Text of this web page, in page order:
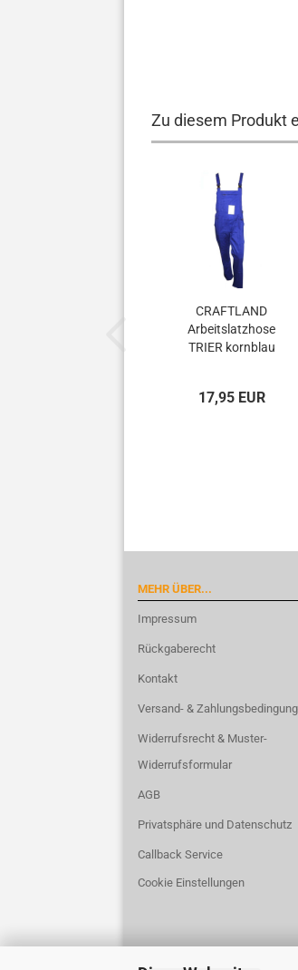
Zu diesem Produkt
CRAFTLAND
Arbeitslatzhose
TRIER kornblau
17,95 EUR
MEHR ÜBER...
Impressum
Rückgaberecht
Kontakt
Versand- &
Widerrufsrecht & Muster-
Widerrufsformular
AGB
Privatsphäre und Datenschutz
Callback Service
Cookie Einstellungen